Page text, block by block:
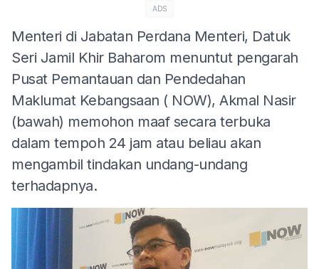
ADS
Menteri di Jabatan Perdana Menteri, Datuk
Seri Jamil Khir Baharom menuntut pengarah
Pusat Pemantauan dan Pendedahan
Maklumat Kebangsaan ( NOW), Akmal Nasir
(bawah) memohon maaf secara terbuka
dalam tempoh 24 jam atau beliau akan
mengambil tindakan undang-undang
terhadapnya.